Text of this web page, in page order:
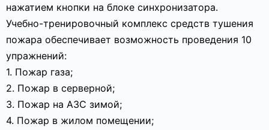
нажатием кнопки на блоке синхронизатора.
Учебно-тренировочный комплекс средств тушения
пожара обеспечивает возможность проведения 10
упражнений:
1. Пожар газа;
2. Пожар в серверной;
3. Пожар на АЗС зимой;
4. Пожар в жилом помещении;